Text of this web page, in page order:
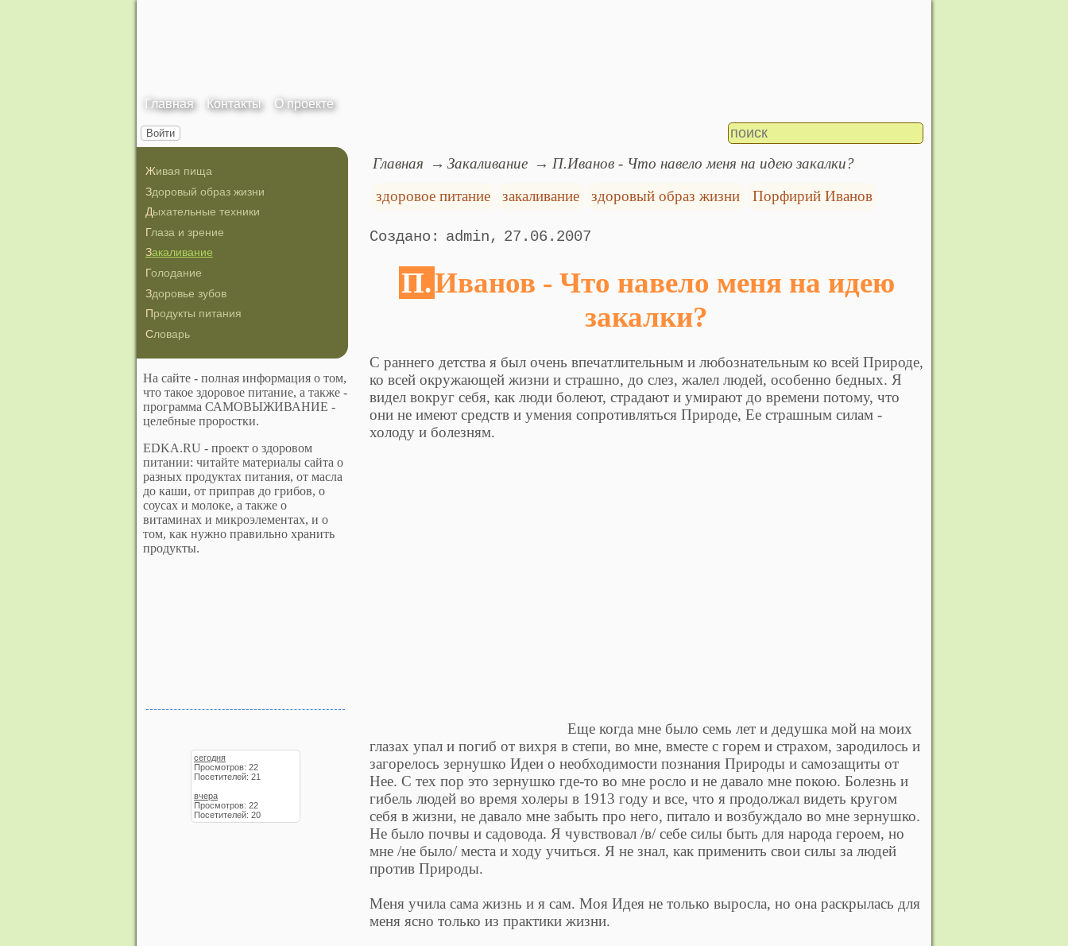
Главная Контакты О проекте
Войти
Живая пища
Здоровый образ жизни
Дыхательные техники
Глаза и зрение
Закаливание
Голодание
Здоровье зубов
Продукты питания
Словарь
На сайте - полная информация о том,
что такое здоровое питание, а также -
программа САМОВЫЖИВАНИЕ -
целебные проростки.
EDKA.RU - проект о здоровом
питании: читайте материалы сайта о
разных продуктах питания, от масла
до каши, от приправ до грибов, о
соусах и молоке, а также о
витаминах и микроэлементах, и о
том, как нужно правильно хранить
продукты.
сегодня
Просмотров: 22
Посетителей: 21
вчера
Просмотров: 22
Посетителей: 20
Главная Закаливание
П.Иванов - Что навело меня на идею закалки?
здоровое питание
закаливание здоровый образ жизни Порфирий Иванов
admin 27.06.2007
П.Иванов - Что навело меня на идею
закалки?
С раннего детства я был очень впечатлительным и любознательным ко всей Природе,
ко всей окружающей жизни и страшно, до слез, жалел людей, особенно бедных. Я
видел вокруг себя, как люди болеют, страдают и умирают до времени потому, что
они не имеют средств и умения сопротивляться Природе, Ее страшным силам -
холоду и болезням.
Еще когда мне было семь лет и дедушка мой на моих
глазах упал и погиб от вихря в степи, во мне, вместе с горем и страхом, зародилось и
загорелось зернушко Идеи о необходимости познания Природы и самозащиты от
Нее. С тех пор это зернушко где-то во мне росло и не давало мне покою. Болезнь и
гибель людей во время холеры в 1913 году и все, что я продолжал видеть кругом
себя в жизни, не давало мне забыть про него, питало и возбуждало во мне зернушко.
Не было почвы и садовода. Я чувствовал /в/ себе силы быть для народа героем, но
мне /не было/ места и ходу учиться. Я не знал, как применить свои силы за людей
против Природы.
Меня учила сама жизнь и я сам. Моя Идея не только выросла, но она раскрылась для
меня ясно только из практики жизни.